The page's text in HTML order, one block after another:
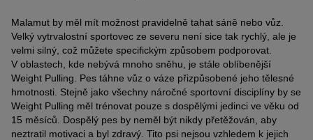
Malamut by měl mít možnost pravidelně tahat sáně nebo vůz.
Velký vytrvalostní sportovec ze severu není sice tak rychlý, ale je
velmi silný, což můžete specifickým způsobem podporovat.
V oblastech, kde nebývá mnoho sněhu, je stále oblíbenější
Weight Pulling. Pes táhne vůz o váze přizpůsobené jeho tělesné
hmotnosti. Stejně jako všechny náročné sportovní disciplíny by se
Weight Pulling měl trénovat pouze s dospělými jedinci ve věku od
15 měsíců. Dospělý pes by neměl být nikdy přetěžován, aby
neztratil motivaci a byl zdravý. Tito psi nejsou vzhledem k jejich